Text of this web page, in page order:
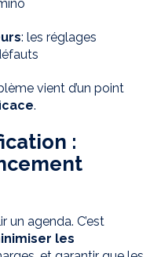
: les réglages
vient d’un point
.
:
un agenda. C’est
les